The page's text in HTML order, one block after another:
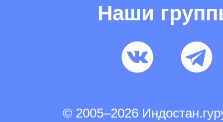
Наши
© 2005–2026